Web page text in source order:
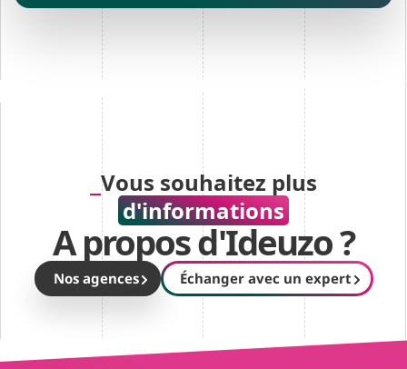
Vous souhaitez plus
d'informations
A propos d'Ideuzo ?
Nos agences Échanger avec un expert